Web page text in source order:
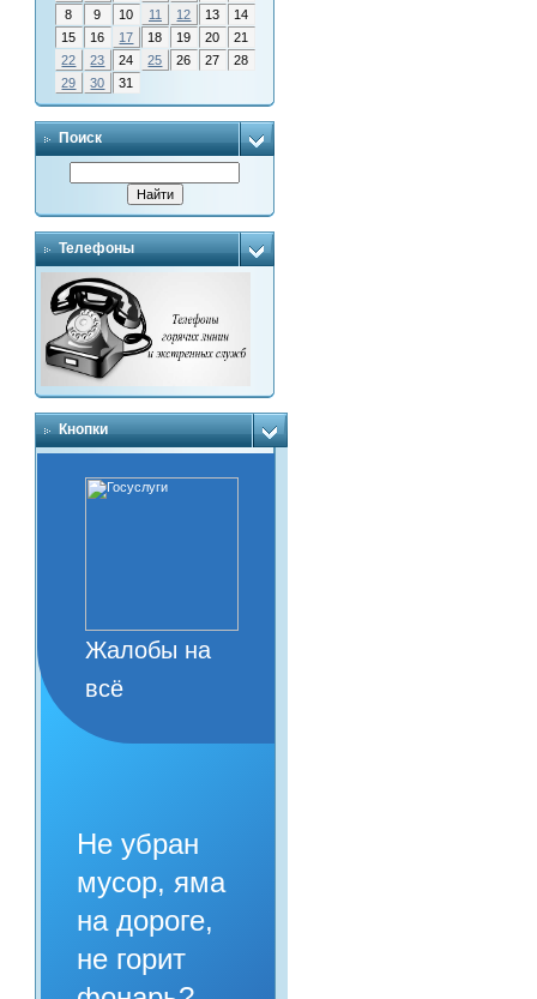
8
9 10 11 12 13
14
15
16 17 18 19 20
21
22
23 24 25 26 27
28
29
30 31
Поиск
Телефоны
Кнопки
Жалобы на
всё
Не убран
мусор, яма
на дороге,
не горит